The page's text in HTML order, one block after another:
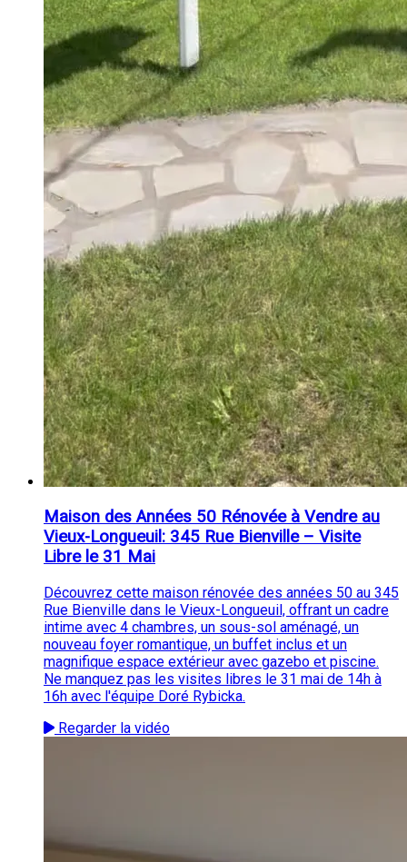
Maison des Années 50 Rénovée à Vendre au
Vieux-Longueuil: 345 Rue Bienville – Visite
Libre le 31 Mai
Découvrez cette maison rénovée des années 50 au 345
Rue Bienville dans le Vieux-Longueuil, offrant un cadre
intime avec 4 chambres, un sous-sol aménagé, un
nouveau foyer romantique, un buffet inclus et un
magnifique espace extérieur avec gazebo et piscine.
Ne manquez pas les visites libres le 31 mai de 14h à
16h avec l'équipe Doré Rybicka.
Regarder la vidéo